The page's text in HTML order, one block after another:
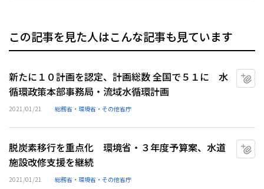
この記事を見た人はこんな記事も見ています
新たに１０計画を認定、計画総数 全国で５１に 水
循環政策本部事務局・流域水循環計画
2021/01/21 総務省・環境省・その他省庁
脱炭素移行を重点化 環境省・３年度予算案、水道
施設改修支援を継続
2021/01/21 総務省・環境省・その他省庁